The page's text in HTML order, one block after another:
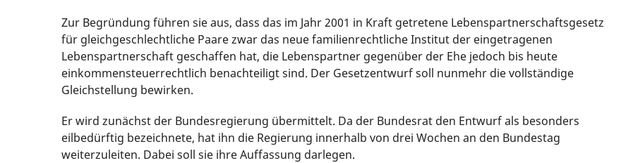
Zur Begründung führen sie aus, dass das im Jahr 2001 in Kraft getretene Lebenspartnerschaftsgesetz
für gleichgeschlechtliche Paare zwar das neue familienrechtliche Institut der eingetragenen
Lebenspartnerschaft geschaffen hat, die Lebenspartner gegenüber der Ehe jedoch bis heute
einkommensteuerrechtlich benachteiligt sind. Der Gesetzentwurf soll nunmehr die vollständige
Gleichstellung bewirken.
Er wird zunächst der Bundesregierung übermittelt. Da der Bundesrat den Entwurf als besonders
eilbedürftig bezeichnete, hat ihn die Regierung innerhalb von drei Wochen an den Bundestag
weiterzuleiten. Dabei soll sie ihre Auffassung darlegen.